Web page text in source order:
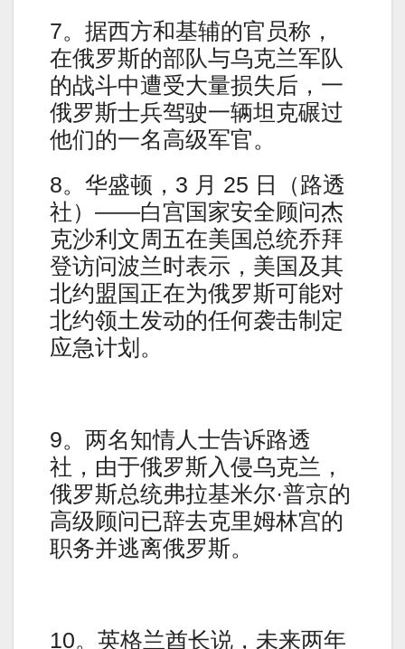
7。据西方和基辅的官员称，
在俄罗斯的部队与乌克兰军队
的战斗中遭受大量损失后，一
俄罗斯士兵驾驶一辆坦克碾过
他们的一名高级军官。
8。华盛顿，3 月 25 日（路透
社）——白宫国家安全顾问杰
克沙利文周五在美国总统乔拜
登访问波兰时表示，美国及其
北约盟国正在为俄罗斯可能对
北约领土发动的任何袭击制定
应急计划。
9。两名知情人士告诉路透
社，由于俄罗斯入侵乌克兰，
俄罗斯总统弗拉基米尔·普京的
高级顾问已辞去克里姆林宫的
职务并逃离俄罗斯。
10。英格兰酋长说，未来两年